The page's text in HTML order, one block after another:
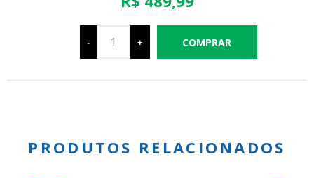
- +
PRODUTOS RELACIONADOS